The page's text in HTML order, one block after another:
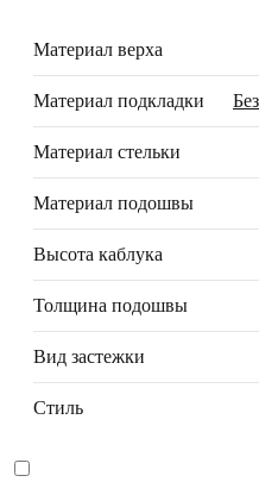
Материал верха
Материал подкладки
Материал стельки
Материал подошвы
Высота каблука
Толщина подошвы
Вид застежки
Стиль